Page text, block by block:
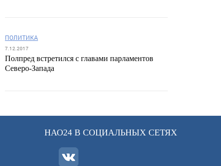
ПОЛИТИКА
7.12.2017
Полпред встретился с главами парламентов
Северо-Запада
НАО24 В СОЦИАЛЬНЫХ СЕТЯХ